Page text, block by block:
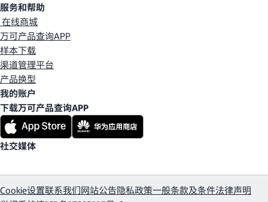
服务和帮助
在线商城
万可产品查询APP
样本下载
渠道管理平台
产品换型
我的账户
下载万可产品查询APP
社交媒体
Cookie设置联系我们网站公告隐私政策一般条款及条件法律声明